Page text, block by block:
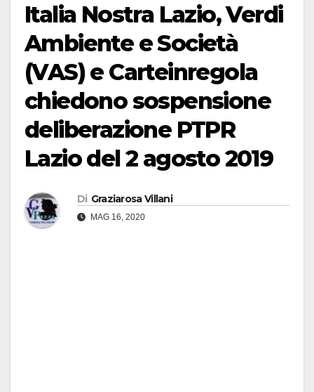
Italia Nostra Lazio, Verdi
Ambiente e Società
(VAS) e Carteinregola
chiedono sospensione
deliberazione PTPR
Lazio del 2 agosto 2019
Di Graziarosa Villani
MAG 16, 2020